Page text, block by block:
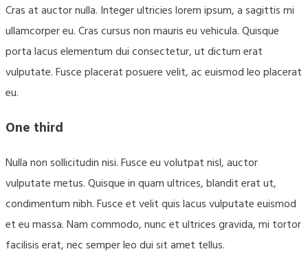
Cras at auctor nulla. Integer ultricies lorem ipsum, a sagittis mi
ullamcorper eu. Cras cursus non mauris eu vehicula. Quisque
porta lacus elementum dui consectetur, ut dictum erat
vulputate. Fusce placerat posuere velit, ac euismod leo placerat
eu.
One third
Nulla non sollicitudin nisi. Fusce eu volutpat nisl, auctor
vulputate metus. Quisque in quam ultrices, blandit erat ut,
condimentum nibh. Fusce et velit quis lacus vulputate euismod
et eu massa. Nam commodo, nunc et ultrices gravida, mi tortor
facilisis erat, nec semper leo dui sit amet tellus.